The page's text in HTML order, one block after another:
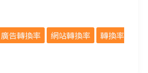
廣告轉換率 網站轉換率
轉換率